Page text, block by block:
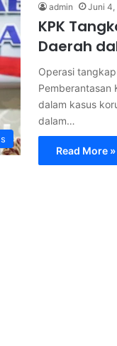
admin Juni 4,
KPK
Daerah
Operasi
Pemberantasan
dalam kasus
dalam…
Read More »